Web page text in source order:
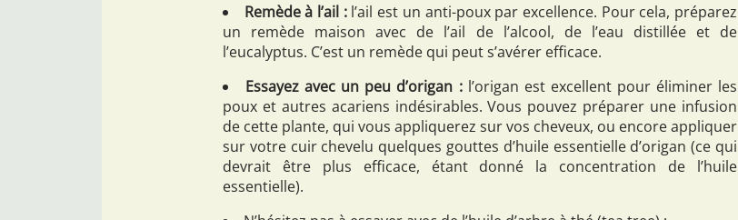
Remède à l’ail :l’ail est un anti-poux par excellence. Pour cela, préparez
un remède maison avec de l’ail de l’alcool, de l’eau distillée et de
l’eucalyptus. C’est un remède qui peut s’avérer efficace.
Essayez avec un peu d’origan :l’origan est excellent pour éliminer les
poux et autres acariens indésirables. Vous pouvez préparer une infusion
de cette plante, qui vous appliquerez sur vos cheveux, ou encore appliquer
sur votre cuir chevelu quelques gouttes d’huile essentielle d’origan (ce qui
devrait être plus efficace, étant donné la concentration de l’huile
essentielle).